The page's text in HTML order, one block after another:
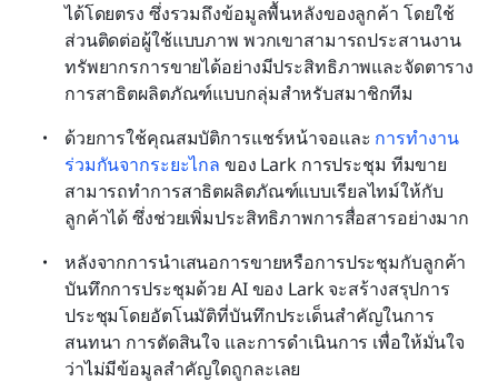
ได้โดยตรง ซึ่งรวมถึงข้อมูลพื้นหลังของลูกค้า โดยใช้
ส่วนติดต่อผู้ใช้แบบภาพ พวกเขาสามารถประสานงาน
ทรัพยากรการขายได้อย่างมีประสิทธิภาพและจัดตาราง
การสาธิตผลิตภัณฑ์แบบกลุ่มสำหรับสมาชิกทีม
ด้วยการใช้คุณสมบัติการแชร์หน้าจอและ การทำงาน
ร่วมกันจากระยะไกล ของ Lark การประชุม ทีมขาย
สามารถทำการสาธิตผลิตภัณฑ์แบบเรียลไทม์ให้กับ
ลูกค้าได้ ซึ่งช่วยเพิ่มประสิทธิภาพการสื่อสารอย่างมาก
หลังจากการนำเสนอการขายหรือการประชุมกับลูกค้า
บันทึกการประชุมด้วย AI ของ Lark จะสร้างสรุปการ
ประชุมโดยอัตโนมัติที่บันทึกประเด็นสำคัญในการ
สนทนา การตัดสินใจ และการดำเนินการ เพื่อให้มั่นใจ
ว่าไม่มีข้อมูลสำคัญใดถูกละเลย